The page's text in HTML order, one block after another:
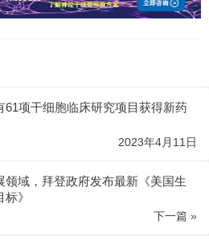
项干细胞临床研究项目获得新药
2023年4月11日
域，拜登政府发布最新《美国生
》
下一篇 »